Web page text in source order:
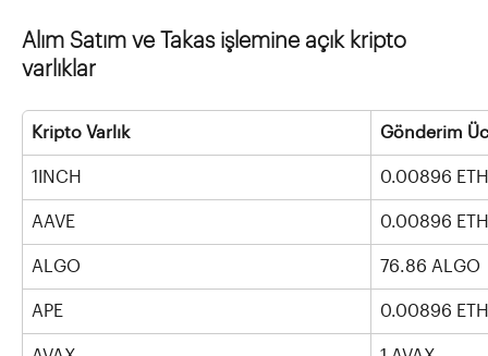
Alım Satım ve Takas işlemine açık kripto
varlıklar
Kripto Varlık Gönderim
1INCH 0.00896 ETH
AAVE 0.00896 ETH
ALGO 76.86 ALGO
APE 0.00896 ETH